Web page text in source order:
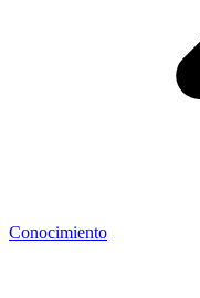
Conocimiento